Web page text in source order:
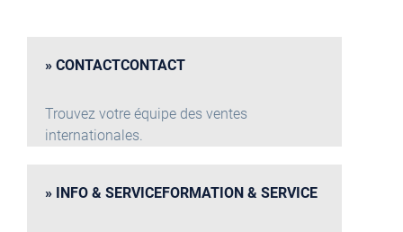
CONTACTCONTACT
Trouvez votre équipe des ventes
internationales.
INFO & SERVICEFORMATION & SERVICE